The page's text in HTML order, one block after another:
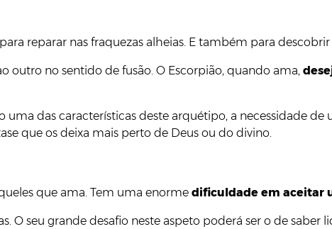
reparar nas fraquezas alheias. E também para
outro no sentido de fusão. O Escorpião, quando ama,
uma das características deste arquétipo, a necessidade
que os deixa mais perto de Deus ou do divino.
que ama. Tem uma enorme dificuldade em aceitar
O seu grande desafio neste aspeto poderá ser o de